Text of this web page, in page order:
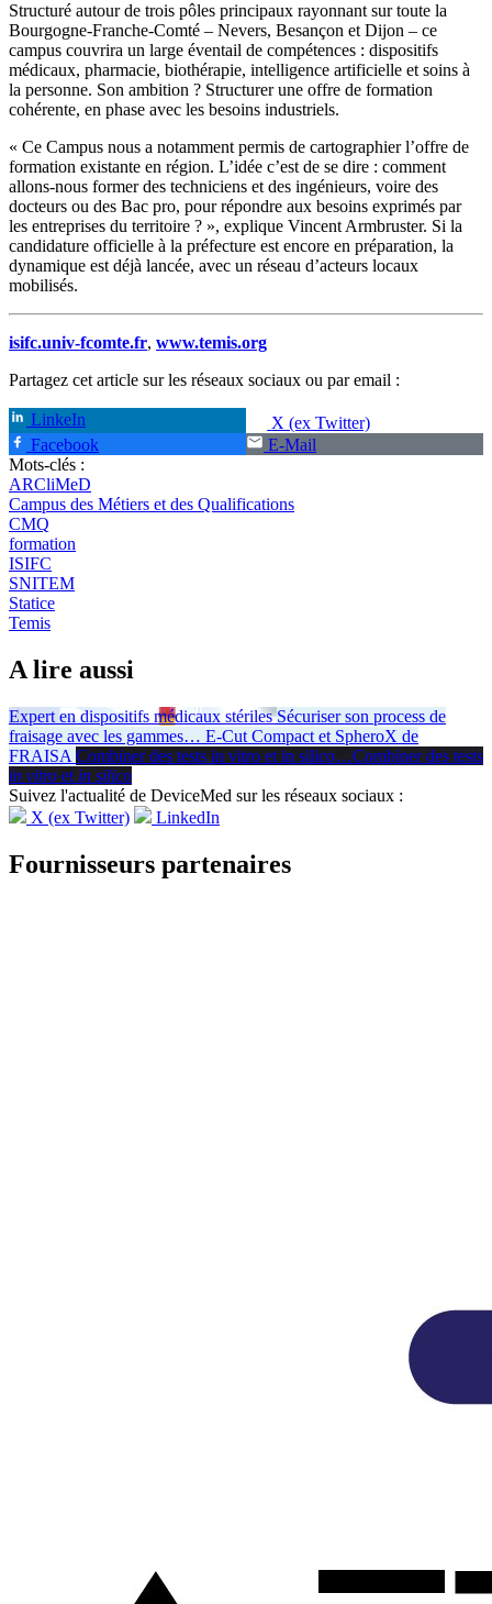
Structuré autour de trois pôles principaux rayonnant sur toute la
Bourgogne-Franche-Comté – Nevers, Besançon et Dijon – ce
campus couvrira un large éventail de compétences : dispositifs
médicaux, pharmacie, biothérapie, intelligence artificielle et soins à
la personne. Son ambition ? Structurer une offre de formation
cohérente, en phase avec les besoins industriels.
« Ce Campus nous a notamment permis de cartographier l’offre de
formation existante en région. L’idée c’est de se dire : comment
allons-nous former des techniciens et des ingénieurs, voire des
docteurs ou des Bac pro, pour répondre aux besoins exprimés par
les entreprises du territoire ? », explique Vincent Armbruster. Si la
candidature officielle à la préfecture est encore en préparation, la
dynamique est déjà lancée, avec un réseau d’acteurs locaux
mobilisés.
isifc.univ-fcomte.fr, www.temis.org
Partagez cet article sur les réseaux sociaux ou par email :
LinkeIn
X (ex Twitter)
Facebook
E-Mail
Mots-clés :
ARCliMeD
Campus des Métiers et des Qualifications
CMQ
formation
ISIFC
SNITEM
Statice
Temis
A lire aussi
Expert en dispositifs médicaux stériles Sécuriser son process de
fraisage avec les gammes… E-Cut Compact et SpheroX de
FRAISA Combiner des tests in vitro et in silico…Combiner des tests
in vitro et in silico
Suivez l'actualité de DeviceMed sur les réseaux sociaux :
X (ex Twitter)
LinkedIn
Fournisseurs partenaires